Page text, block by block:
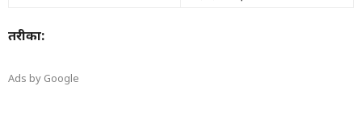
तरीका:
Ads by Google